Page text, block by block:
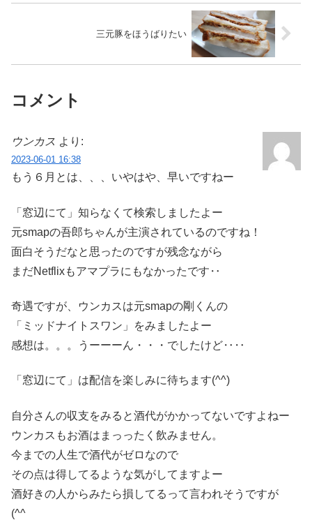
三元豚をほうばりたい
コメント
ウンカス より:
2023-06-01 16:38
もう６月とは、、、いやはや、早いですねー
「窓辺にて」知らなくて検索しましたよー
元smapの吾郎ちゃんが主演されているのですね！
面白そうだなと思ったのですが残念ながら
まだNetflixもアマプラにもなかったです‥
奇遇ですが、ウンカスは元smapの剛くんの
「ミッドナイトスワン」をみましたよー
感想は。。。うーーーん・・・でしたけど‥‥
「窓辺にて」は配信を楽しみに待ちます(^^)
自分さんの収支をみると酒代がかかってないですよねー
ウンカスもお酒はまっったく飲みません。
今までの人生で酒代がゼロなので
その点は得してるような気がしてますよー
酒好きの人からみたら損してるって言われそうですが
(^^ゞ